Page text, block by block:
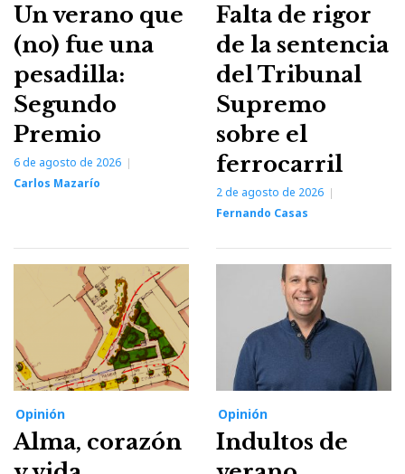
Un verano que
(no) fue una
pesadilla:
Segundo
Premio
6 de agosto de 2026
Carlos Mazarío
Falta de rigor
de la sentencia
del Tribunal
Supremo
sobre el
ferrocarril
2 de agosto de 2026
Fernando Casas
Opinión
Alma, corazón
Opinión
Indultos de